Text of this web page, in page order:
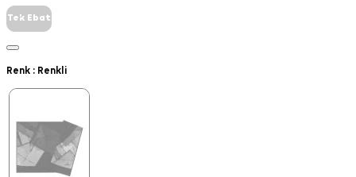
Tek Ebat
Renk : Renkli